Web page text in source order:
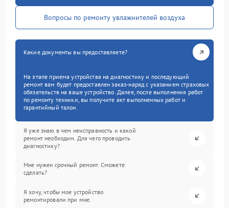
Вопросы по ремонту увлажнителей воздуха
Какие документы вы предоставляете?
На этапе приема устройства на диагностику и последующий
ремонт вам будет предоставлен заказ-наряд с указанием страховых
обязательств на ваше устройство. Далее, после выполнения работ
по ремонту техники, вы получите акт выполненных работ и
гарантийный талон.
Я уже знаю в чем неисправность и какой
ремонт необходим. Для чего проводить
диагностику?
Мне нужен срочный ремонт. Сможете
сделать?
Я хочу, чтобы мое устройство
ремонтировали при мне.